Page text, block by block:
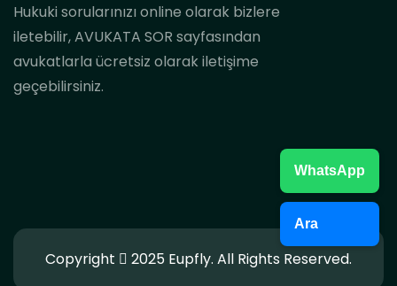
Hukuki sorularınızı online olarak bizlere
iletebilir, AVUKATA SOR sayfasından
avukatlarla ücretsiz olarak iletişime
geçebilirsiniz.
Copyright 2025 Eupfly. All Rights Reserved.
WhatsApp
Ara